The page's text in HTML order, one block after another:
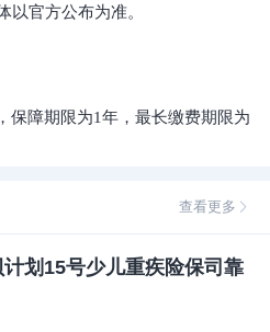
以官方公布为准。
保障期限为1年，最长缴费期限为
查看更多
划15号少儿重疾险保司靠